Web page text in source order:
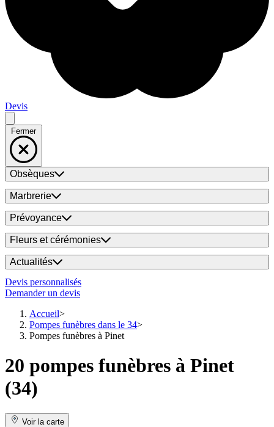
Devis
Fermer
Obsèques
Marbrerie
Prévoyance
Fleurs et cérémonies
Actualités
Devis personnalisés
Demander un devis
Accueil
Pompes funèbres dans le 34
Pompes funèbres à Pinet
20 pompes funèbres à Pinet
(34)
Voir la carte